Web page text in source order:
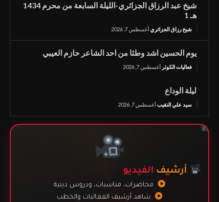
شيخ عبد الرزاق الجزائري-الليلة السابعة من محرم 1434
هـ 1
شيخ رزاق الجزائريأغسطس 7, 2026
يوم الحسين اشد وطئا من احد الشاعر حازم العيبي
فعاليات الكوثر أغسطس 7, 2026
ليلة الوداع
سيد علي النقيبأغسطس 7, 2026
أرشيف الفيديو
محاضرات، مناسبات، ودروس دينية
شاهد أرشيف الفعاليات والخطب